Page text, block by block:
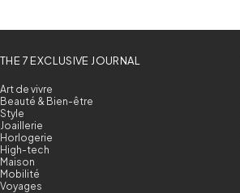
THE 7 EXCLUSIVE JOURNAL
Art de vivre
Beauté & Bien-être
Style
Joaillerie
Horlogerie
High-tech
Maison
Mobilité
Voyages